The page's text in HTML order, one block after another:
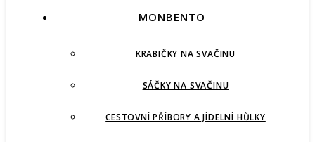
MONBENTO
KRABIČKY NA SVAČINU
SÁČKY NA SVAČINU
CESTOVNÍ PŘÍBORY A JÍDELNÍ HŮLKY